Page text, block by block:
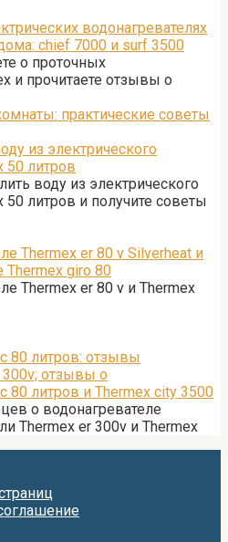
водонагревателях
chief 7000 и surf 3500
о проточных
и прочитаете отзывы о
из электрического
50 литров
воду из электрического
50 литров и получите советы
Thermex er 80 v Silverheat и
Thermex giro 80
Thermex er 80 v и Thermex
80 литров: отзывы
300v; отзывы о
80 литров и Thermex city 3500
о водонагревателе
Thermex er 300v и Thermex